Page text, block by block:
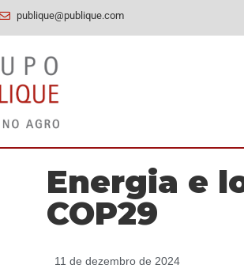
publique@publique.com
Energia e
COP29
11 de dezembro de 2024